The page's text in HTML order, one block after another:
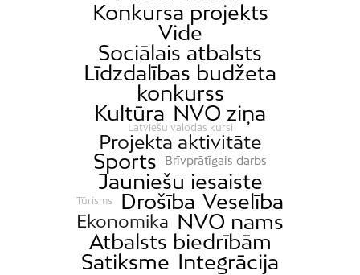
Konkursa projekts
Vide
Sociālais atbalsts
Līdzdalības budžeta
konkurss
Kultūra NVO ziņa
Latviešu valodas kursi
Projekta aktivitāte
Sports Brīvprātīgais darbs
Jauniešu iesaiste
Tūrisms Drošība Veselība
Ekonomika NVO nams
Atbalsts biedrībām
Satiksme Integrācija